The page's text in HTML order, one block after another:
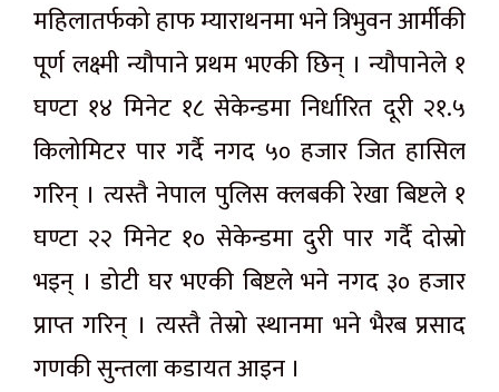
महिलातर्फको हाफ म्याराथनमा भने त्रिभुवन आर्मीकी
पूर्ण लक्ष्मी न्यौपाने प्रथम भएकी छिन् । न्यौपानेले १
घण्टा १४ मिनेट १८सेकेन्डमा निर्धारित दूरी २१.५
किलोमिटर पार गर्दै नगद ५० हजार जित हासिल
गरिन् । त्यस्तै नेपाल पुलिसक्लबकीरेखा बिष्टले १
घण्टा २२ मिनेट १० सेकेन्डमा दुरीपार गर्दै दोस्रो
भइन् । डोटी घर भएकी बिष्टले भने नगद ३० हजार
प्राप्त गरिन् । त्यस्तै तेस्रो स्थानमा भने भैरबप्रसाद
गणकी सुन्तला कडायत आइन ।